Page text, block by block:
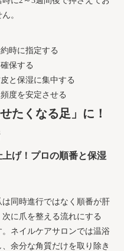
。
時に指定する
保する
と保湿に集中する
度を安定させる
たくなる足」に！
げ！プロの順番と保湿
同時進行ではなく順番が肝
に爪を整える流れにする
ネイルケアサロンでは温浴
余分な角質だけを取り除き